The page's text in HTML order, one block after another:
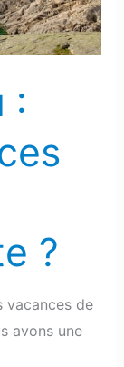
:
?
vacances de
avons une